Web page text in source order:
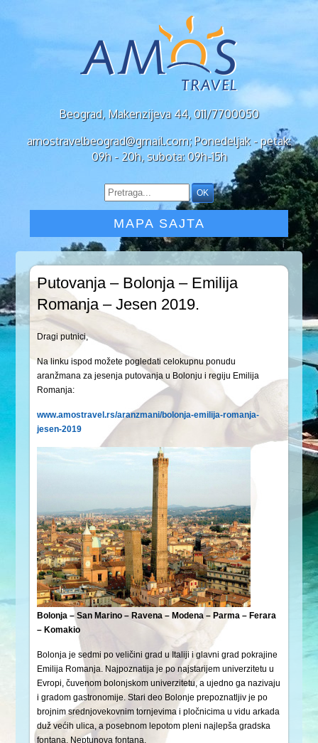
Beograd, Makenzijeva 44, 011/7700050
amostravelbeograd@gmail.com; Ponedeljak - petak:
09h - 20h, subota: 09h-15h
MAPA SAJTA
Putovanja – Bolonja – Emilija
Romanja – Jesen 2019.
Dragi putnici,
Na linku ispod možete pogledati celokupnu ponudu
aranžmana za jesenja putovanja u Bolonju i regiju Emilija
Romanja:
www.amostravel.rs/aranzmani/bolonja-emilija-romanja-
jesen-2019
Bolonja – San Marino – Ravena – Modena – Parma – Ferara
– Komakio
Bolonja je sedmi po veličini grad u Italiji i glavni grad pokrajine
Emilija Romanja. Najpoznatija je po najstarijem univerzitetu u
Evropi, čuvenom bolonjskom univerzitetu, a ujedno ga nazivaju
i gradom gastronomije. Stari deo Bolonje prepoznatljiv je po
brojnim srednjovekovnim tornjevima i pločnicima u vidu arkada
duž većih ulica, a posebnom lepotom pleni najlepša gradska
fontana, Neptunova fontana.